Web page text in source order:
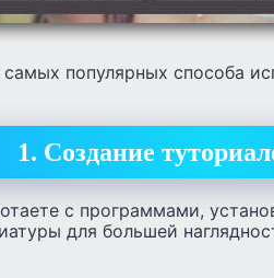
популярных способа
1. Создание
с программами,
для большей